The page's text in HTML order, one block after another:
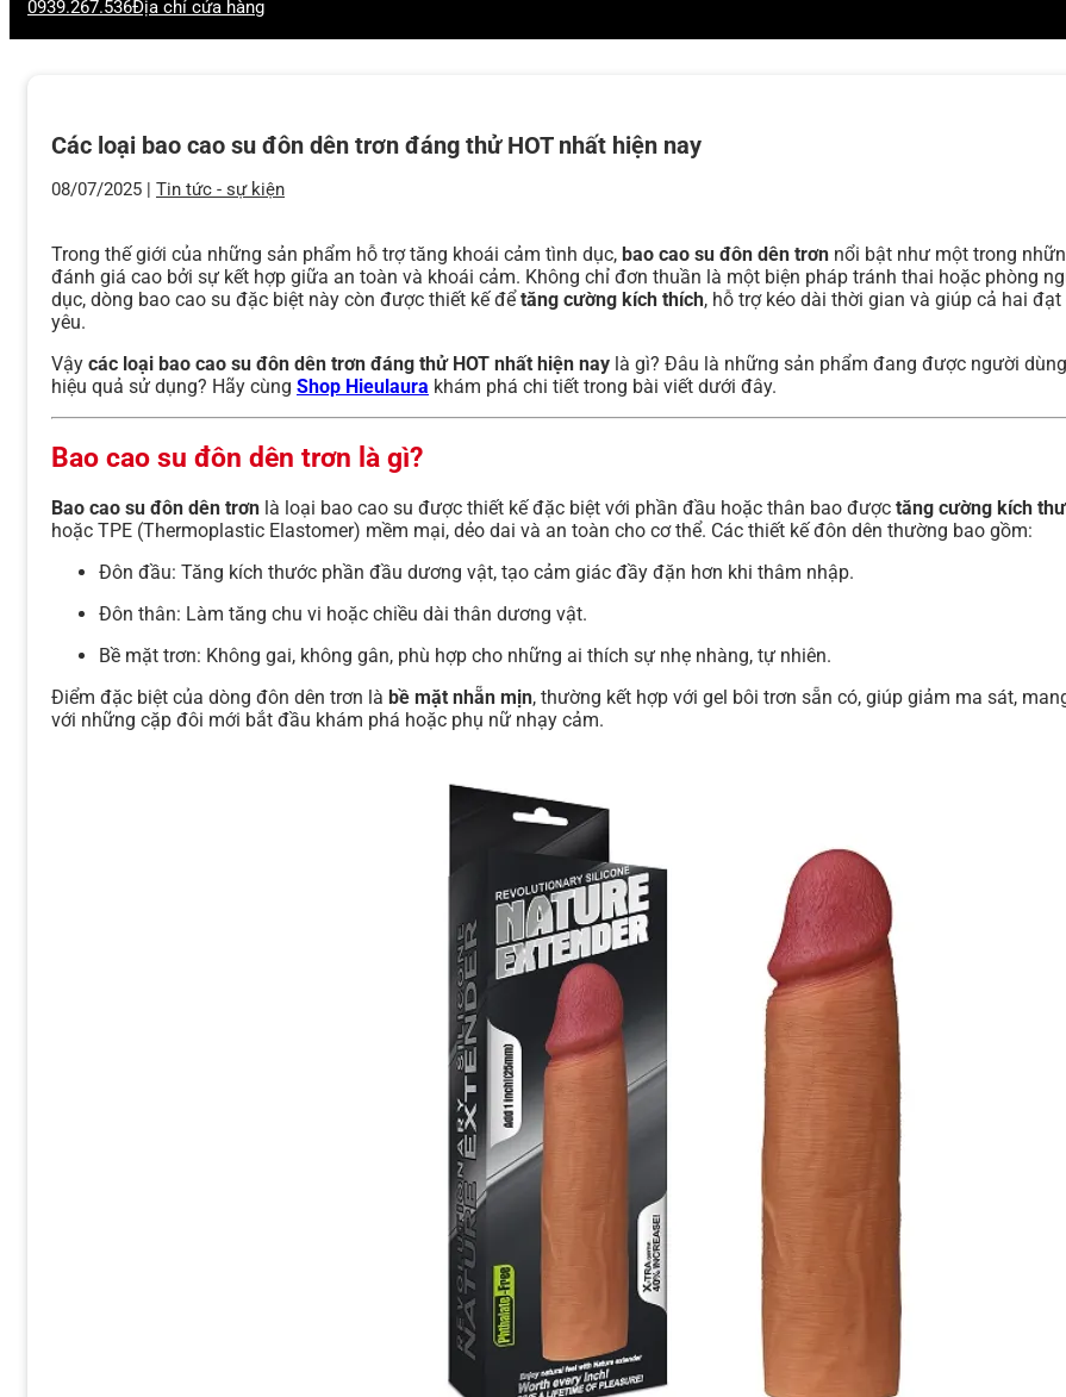
0939.267.536Địa chỉ cửa hàng
Các loại bao cao su đôn dên trơn đáng thử HOT nhất hiện nay
08/07/2025 | Tin tức - sự kiện
Trong thế giới của những sản phẩm hỗ trợ tăng khoái cảm tình dục, bao cao su đôn dên trơn nổi bật như một trong
đánh giá cao bởi sự kết hợp giữa an toàn và khoái cảm. Không chỉ đơn thuần là một biện pháp tránh thai hoặc phòng
dục, dòng bao cao su đặc biệt này còn được thiết kế để tăng cường kích thích, hỗ trợ kéo dài thời gian và giúp cả hai
yêu.
Vậy các loại bao cao su đôn dên trơn đáng thử HOT nhất hiện nay là gì? Đâu là những sản phẩm đang được người
hiệu quả sử dụng? Hãy cùng Shop Hieulaura khám phá chi tiết trong bài viết dưới đây.
Bao cao su đôn dên trơn là gì?
Bao cao su đôn dên trơn là loại bao cao su được thiết kế đặc biệt với phần đầu hoặc thân bao được tăng cường kích
hoặc TPE (Thermoplastic Elastomer) mềm mại, dẻo dai và an toàn cho cơ thể. Các thiết kế đôn dên thường bao gồm:
Đôn đầu: Tăng kích thước phần đầu dương vật, tạo cảm giác đầy đặn hơn khi thâm nhập.
Đôn thân: Làm tăng chu vi hoặc chiều dài thân dương vật.
Bề mặt trơn: Không gai, không gân, phù hợp cho những ai thích sự nhẹ nhàng, tự nhiên.
Điểm đặc biệt của dòng đôn dên trơn là bề mặt nhẵn mịn, thường kết hợp với gel bôi trơn sẵn có, giúp giảm ma sát,
với những cặp đôi mới bắt đầu khám phá hoặc phụ nữ nhạy cảm.